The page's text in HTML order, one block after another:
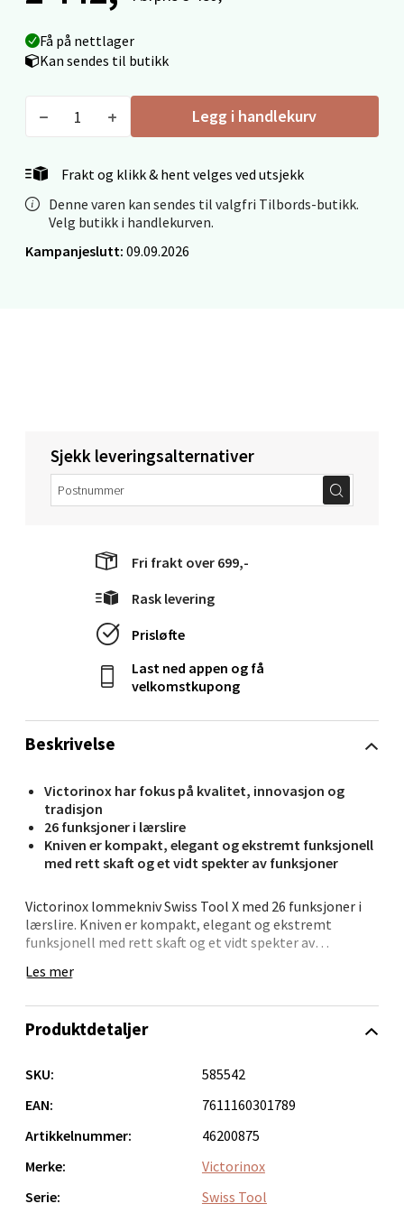
Få på nettlager
Kan sendes til butikk
Legg i handlekurv
Frakt og klikk & hent velges ved utsjekk
Denne varen kan sendes til valgfri Tilbords-butikk.
Velg butikk i handlekurven.
Kampanjeslutt: 09.09.2026
Beskrivelse
Victorinox har fokus på kvalitet, innovasjon og
tradisjon
26 funksjoner i lærslire
Kniven er kompakt, elegant og ekstremt funksjonell
med rett skaft og et vidt spekter av funksjoner
Victorinox lommekniv Swiss Tool X med 26 funksjoner i
lærslire. Kniven er kompakt, elegant og ekstremt
funksjonell med rett skaft og et vidt spekter av
gammelt kvalitetsmerke på kniver fra Sveits.Det
og til hobby kokker.Victorinox har fokus på kvalitet,
i tillegg andre produkter som klokker, reiseartikler og
Les mer
Sjekk leveringsalternativer
Fri frakt over 699,-
Rask levering
Prisløfte
Last ned appen og få
velkomstkupong
Produktdetaljer
SKU:
585542
EAN:
7611160301789
Artikkelnummer:
46200875
Merke:
Victorinox
Serie:
Swiss Tool
Mo i Rana - Thon Senter Mo i Rana
Fridtjof Nansensgate 22, 8622 Mo i Rana
Ålesund - Thon Senter Moa
Molde - Moldetorget
0 i butikk
Bolagsgata 1, 8514 Narvik
0 i butikk
Velg
Bergen - Oasen Senter
Folke Bernadottes vei 52, 5147 Fyllingsdalen
0 i butikk
Oppdal - Aunasenteret
Aunasenteret, Sunndalsvegen 3, 7340 Oppdal